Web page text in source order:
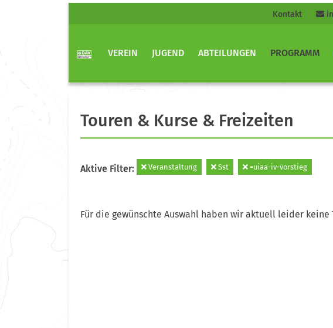
Kontakt
VEREIN JUGEND ABTEILUNGEN PROGRAMM
Touren & Kurse & Freizeiten
Aktive Filter: Veranstaltung Sst =uiaa-iv-vorstieg
Für die gewünschte Auswahl haben wir aktuell leider keine